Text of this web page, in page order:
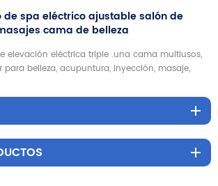
spa eléctrico ajustable salón de
cama de belleza
elevación eléctrica triple .una cama multiusos,
para belleza, acupuntura, inyección, masaje,